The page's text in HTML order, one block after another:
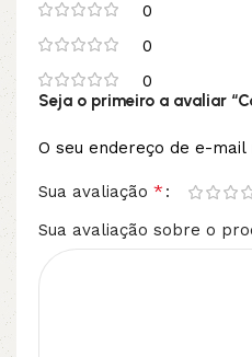
0
0
0
Seja o primeiro a avaliar
O seu endereço de e-
Sua avaliação *
Sua avaliação sobre o